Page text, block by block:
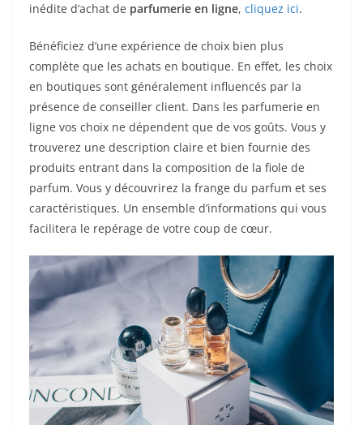
inédite d’achat de parfumerie en ligne, cliquez ici.
Bénéficiez d’une expérience de choix bien plus
complète que les achats en boutique. En effet, les choix
en boutiques sont généralement influencés par la
présence de conseiller client. Dans les parfumerie en
ligne vos choix ne dépendent que de vos goûts. Vous y
trouverez une description claire et bien fournie des
produits entrant dans la composition de la fiole de
parfum. Vous y découvrirez la frange du parfum et ses
caractéristiques. Un ensemble d’informations qui vous
facilitera le repérage de votre coup de cœur.